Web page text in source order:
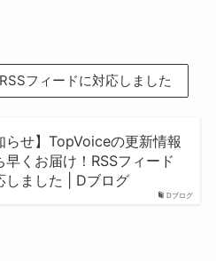
フィードに対応しました
Dブログ
らせ】TopVoiceの更新情報
早くお届け！RSSフィード
しました | Dブログ